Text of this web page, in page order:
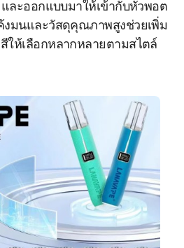
และออกแบบมาให้เข้ากับหัวพอต
งมนและวัสดุคุณภาพสูงช่วยเพิ่ม
ให้เลือกหลากหลายตามสไตล์